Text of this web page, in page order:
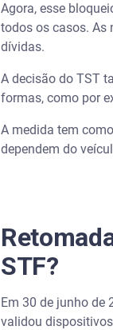
Agora, esse
todos os casos. As
dívidas.
A decisão do TST
formas, como por
A medida tem
dependem do
STF?
Em 30 de junho de
validou